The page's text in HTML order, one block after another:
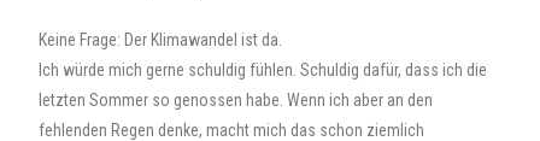
Keine Frage: Der Klimawandel ist da.
Ich würde mich gerne schuldig fühlen. Schuldig dafür, dass ich die
letzten Sommer so genossen habe. Wenn ich aber an den
fehlenden Regen denke, macht mich das schon ziemlich